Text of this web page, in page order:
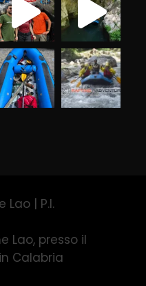
| P.I.
Lao, presso il
Calabria